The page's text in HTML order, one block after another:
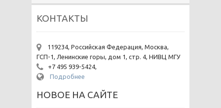
КОНТАКТЫ
119234, Российская Федерация, Москва,
ГСП-1, Ленинские горы, дом 1, стр. 4, НИВЦ МГУ
+7 495 939-5424,
Подробнее
НОВОЕ НА САЙТЕ